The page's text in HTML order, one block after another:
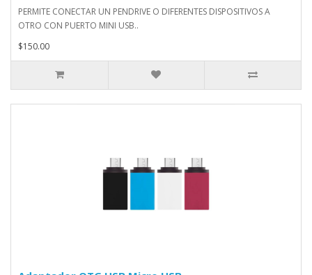
PERMITE CONECTAR UN PENDRIVE O DIFERENTES DISPOSITIVOS A
OTRO CON PUERTO MINI USB..
$150.00